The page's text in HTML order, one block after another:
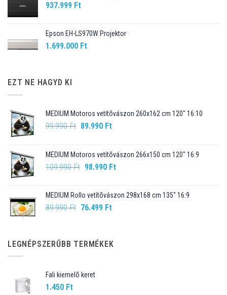
937.999 Ft
Epson EH-LS970W Projektor
1.699.000 Ft
EZT NE HAGYD KI
MEDIUM Motoros vetítõvászon 260x162 cm 120" 16:10
99.990Ft Original
99.990 Ft.
89.990 FtCurrent
89.990 Ft.
MEDIUM Motoros vetítõvászon 266x150 cm 120" 16:9
109.990Ft Original
109.990 Ft.
98.990 FtCurrent
98.990 Ft.
MEDIUM Rollo vetítõvászon 298x168 cm 135" 16:9
89.990Ft Original
89.990 Ft.
76.499 FtCurrent
76.499 Ft.
LEGNÉPSZERŰBB TERMÉKEK
Fali kiemelõ keret
1.450 Ft